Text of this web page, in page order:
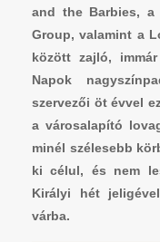
and the Barbies, a
Group, valamint a
között zajló,
Napok
szervezői öt évvel
a városalapító
minél szélesebb
ki célul, és nem
Királyi hét
várba.